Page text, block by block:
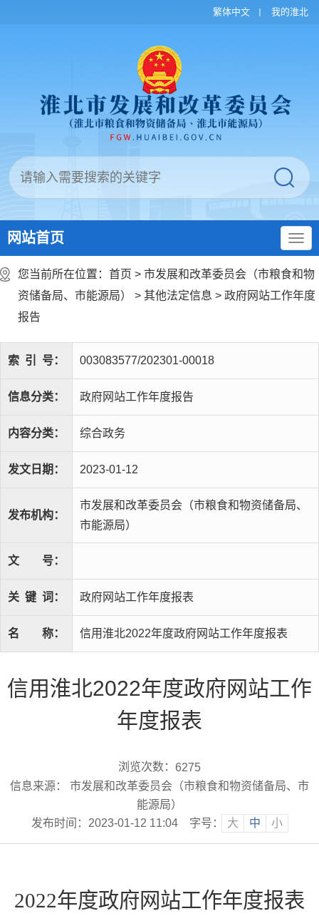
繁体中文 我的淮北
网站首页
您当前所在位置： 首页 > 市发展和改革委员会（市粮食和物
资储备局、市能源局）
> 其他法定信息 > 政府网站工作年度
报告
索 引 号： 003083577/202301-00018
信息分类： 政府网站工作年度报告
内容分类： 综合政务
发文日期： 2023-01-12
发布机构：
市发展和改革委员会（市粮食和物资储备局、
市能源局）
文 号：
关 键 词： 政府网站工作年度报表
名 称： 信用淮北2022年度政府网站工作年度报表
信用淮北2022年度政府网站工作
年度报表
浏览次数： 6275
信息来源： 市发展和改革委员会（市粮食和物资储备局、市
能源局）
发布时间：2023-01-12 11:04
字号： 大 中 小
2022年度政府网站工作年度报表